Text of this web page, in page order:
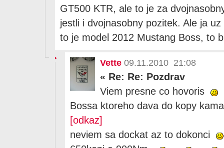
GT500 KTR, ale to je za
jestli i dvojnasobny pozitek. Ale ja
to je model 2012 Mustang Boss, to
Vette 09.11.2010 21:08
« Re: Re: Pozdrav
Viem presne co hovoris
Bossa ktoreho dava do kopy
[odkaz]
neviem sa dockat az to dokonci